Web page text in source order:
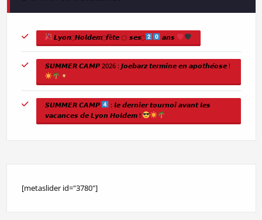
𝙇𝙮𝙤𝙣 ҉ 𝙃𝙤𝙡𝙙𝙚𝙢 ҉ 𝙛ê𝙩𝙚 ҉ 𝙨𝙚𝙨 ҉ 𝙖𝙣𝙨
𝙎𝙐𝙈𝙈𝙀𝙍 𝘾𝘼𝙈𝙋 2026 : 𝙅𝙤𝙚𝙗𝙖𝙧𝙯 𝙩𝙚𝙧𝙢𝙞𝙣𝙚 𝙚𝙣 𝙖𝙥𝙤𝙩𝙝𝙚́𝙤𝙨𝙚 !
𝙎𝙐𝙈𝙈𝙀𝙍 𝘾𝘼𝙈𝙋
: 𝙡𝙚 𝙙𝙚𝙧𝙣𝙞𝙚𝙧 𝙩𝙤𝙪𝙧𝙣𝙤𝙞 𝙖𝙫𝙖𝙣𝙩 𝙡𝙚𝙨
𝙫𝙖𝙘𝙖𝙣𝙘𝙚𝙨 𝙙𝙚 𝙇𝙮𝙤𝙣 𝙃𝙤𝙡𝙙𝙚𝙢 !
[metaslider id="3780"]